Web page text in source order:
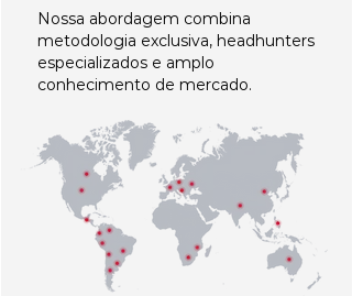
Nossa abordagem combina
metodologia exclusiva, headhunters
especializados e amplo
conhecimento de mercado.